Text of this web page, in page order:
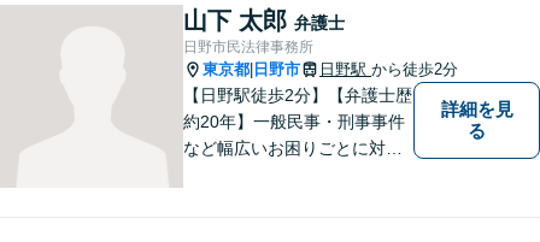
です。まずはお気軽にご相談
ください。【子連れ相談OK】
山下 太郎 弁護士
日野市民法律事務所
東京都 日野市 日野駅 から徒歩2分
【日野駅徒歩2分】【弁護士歴
約20年】一般民事・刑事事件
など幅広いお困りごとに対応
詳細を見
る